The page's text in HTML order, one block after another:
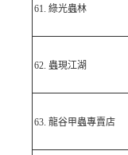
61. 綠光蟲林
62. 蟲現江湖
63. 龍谷甲蟲專賣店